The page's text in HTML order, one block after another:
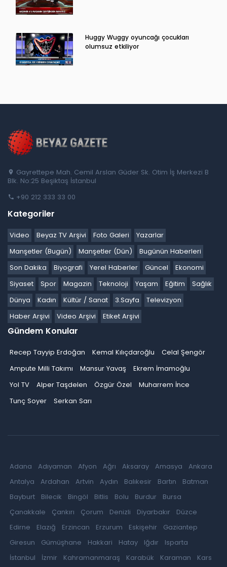
Huggy Wuggy oyuncağı çocukları
olumsuz etkiliyor
Gayrettepe Mah. Cemil Arslan Güder Sk. Otim İş Merkezi B
Blk. No:25 Beşiktaş İstanbul
+90 212 333 33 00
Kategoriler
Video Beyaz TV Arşivi Foto Galeri
Yazarlar
Manşetler (Bugün)
Manşetler (Dün)
Bugünün Haberleri
Son Dakika
Biyografi Yerel Haberler Güncel
Ekonomi
Siyaset
Spor Magazin Teknoloji Yaşam Eğitim
Sağlık
Dünya
Kadın Kültür / Sanat 3.Sayfa
Televizyon
Haber Arşivi
Video Arşivi Etiket Arşivi
Gündem Konular
Recep Tayyip Erdoğan Kemal Kılıçdaroğlu
Celal Şengör
Ampute Milli Takımı
Mansur Yavaş
Ekrem İmamoğlu
Yol TV
Alper Taşdelen Özgür Özel
Muharrem İnce
Tunç Soyer
Serkan Sarı
Adana Adıyaman Afyon Ağrı Aksaray Amasya
Ankara
Antalya
Ardahan Artvin Aydın Balıkesir Bartın
Batman
Bayburt
Bilecik Bingöl Bitlis Bolu Burdur
Bursa
Çanakkale
Çankırı Çorum Denizli Diyarbakır
Düzce
Edirne
Elazığ Erzincan Erzurum Eskişehir
Gaziantep
Giresun
Gümüşhane Hakkari Hatay Iğdır
Isparta
İstanbul
İzmir Kahramanmaraş Karabük Karaman
Kars